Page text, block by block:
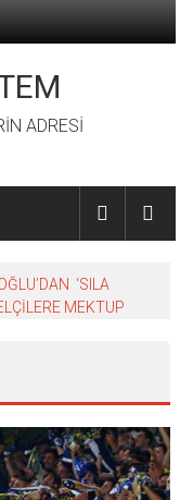
ADRESİ
‘SILA
MEKTUP